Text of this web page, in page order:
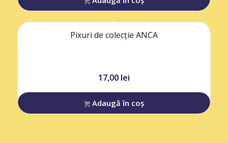
Pixuri de colecție ANCA
17,00 lei
Adaugă în coș